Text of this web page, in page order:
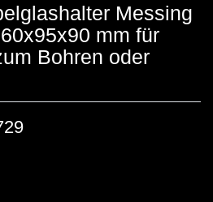
Messing
mm für
Bohren oder